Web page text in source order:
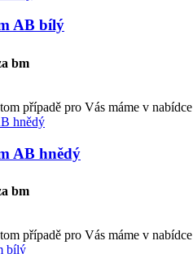
AB bílý
bm
případě pro Vás máme v
AB hnědý
bm
případě pro Vás máme v